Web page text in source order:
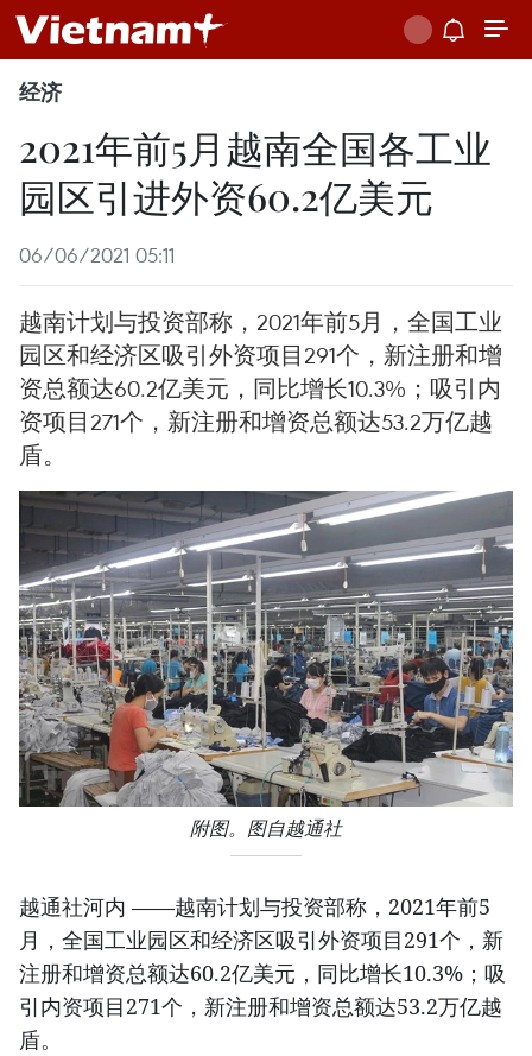
经济
2021年前5月越南全国各工业
园区引进外资60.2亿美元
06/06/2021 05:11
越南计划与投资部称，2021年前5月，全国工业
园区和经济区吸引外资项目291个，新注册和增
资总额达60.2亿美元，同比增长10.3%；吸引内
资项目271个，新注册和增资总额达53.2万亿越
盾。
附图。图自越通社
越通社河内 ——越南计划与投资部称，2021年前5
月，全国工业园区和经济区吸引外资项目291个，新
注册和增资总额达60.2亿美元，同比增长10.3%；吸
引内资项目271个，新注册和增资总额达53.2万亿越
盾。